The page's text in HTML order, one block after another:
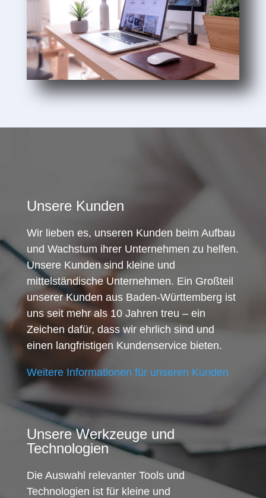
Unsere Kunden
Wir lieben es, unseren Kunden beim Aufbau
und Wachstum ihrer Unternehmen zu helfen.
Unsere Kunden sind kleine und
mittelständische Unternehmen. Ein Großteil
unserer Kunden aus Baden-Württemberg ist
uns seit mehr als 10 Jahren treu – ein
Zeichen dafür, dass wir ehrlich sind und
einen langfristigen Kundenservice bieten.
Weitere Informationen für unseren Kunden
Unsere Werkzeuge und
Technologien
Die Auswahl relevanter Tools und
Technologien ist für kleine und